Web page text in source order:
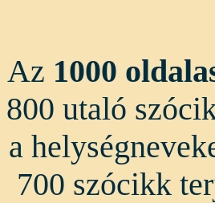
Az 1000
800 utaló
a
700 szócikk